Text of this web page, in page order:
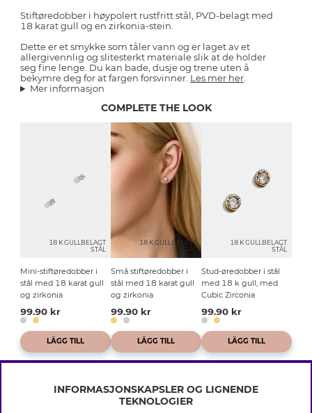
Stiftøredobber i høypolert rustfritt stål, PVD-belagt med
18 karat gull og en zirkonia-stein.
Dette er et smykke som tåler vann og er laget av et
allergivennlig og slitesterkt materiale slik at de holder
seg fine lenge. Du kan bade, dusje og trene uten å
bekymre deg for at fargen forsvinner. Les mer her
Mer informasjon
COMPLETE THE LOOK
18 K GULLBELAGT
STÅL
Mini-stiftøredobber i
stål med 18 karat gull
og zirkonia
99.90 kr
LÄGG TILL
18 K GULLBELAGT
STÅL
Små stiftøredobber i
stål med 18 karat gull
og zirkonia
99.90 kr
LÄGG TILL
18 K GULLBELAGT
STÅL
Stud-øredobber i stål
med 18 k gull, med
Cubic Zirconia
99.90 kr
LÄGG TILL
INFORMASJONSKAPSLER OG LIGNENDE
TEKNOLOGIER